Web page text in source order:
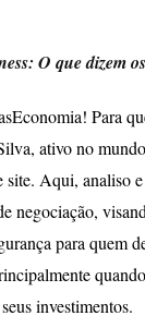
O que dizem
Para
ativo no
site. Aqui, analiso
negociação,
para quem
investimentos.